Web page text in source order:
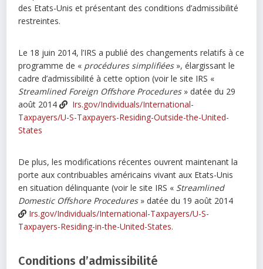
des Etats-Unis et présentant des conditions d’admissibilité
restreintes.
Le 18 juin 2014, l’IRS a publié des changements relatifs à ce
programme de « procédures simplifiées», élargissant le
cadre d’admissibilité à cette option (voir le site IRS «
Streamlined Foreign Offshore Procedures» datée du 29
août 2014
Irs.gov/Individuals/International-
Taxpayers/U-S-Taxpayers-Residing-Outside-the-United-
States
De plus, les modifications récentes ouvrent maintenant la
porte aux contribuables américains vivant aux Etats-Unis
en situation délinquante (voir le site IRS « Streamlined
Domestic Offshore Procedures» datée du 19 août 2014
Irs.gov/Individuals/International-Taxpayers/U-S-
Taxpayers-Residing-in-the-United-States.
Conditions d’admissibilité